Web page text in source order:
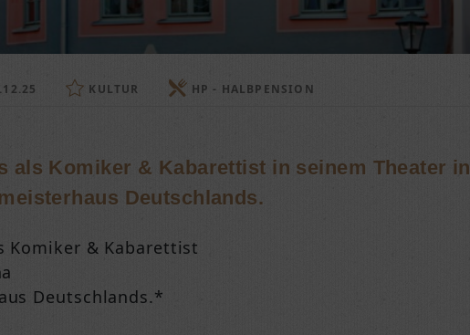
KULTUR HP - HALBPENSION
als Komiker & Kabarettist in seinem Theater in
Deutschlands.
Komiker & Kabarettist
Deutschlands.*